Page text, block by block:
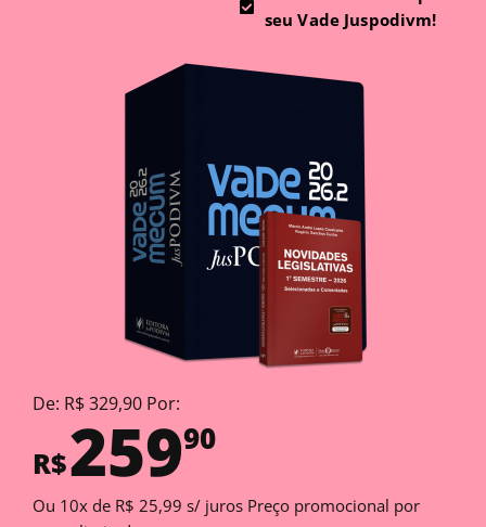
seu Vade Juspodivm!
De: R$ 329,90 Por:
R$25990
Ou 10x de R$ 25,99 s/ juros Preço promocional por